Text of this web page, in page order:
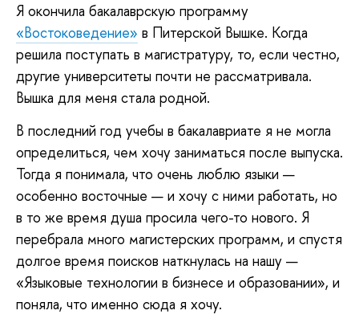
Я окончила бакалаврскую программу
«Востоковедение» в Питерской Вышке. Когда
решила поступать в магистратуру, то, если честно,
другие университеты почти не рассматривала.
Вышка для меня стала родной.
В последний год учебы в бакалавриате я не могла
определиться, чем хочу заниматься после выпуска.
Тогда я понимала, что очень люблю языки —
особенно восточные — и хочу с ними работать, но
в то же время душа просила чего-то нового. Я
перебрала много магистерских программ, и спустя
долгое время поисков наткнулась на нашу —
«Языковые технологии в бизнесе и образовании», и
поняла, что именно сюда я хочу.